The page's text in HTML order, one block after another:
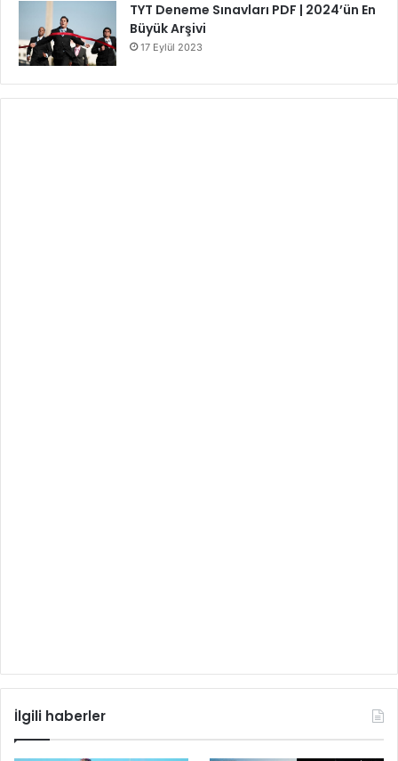
TYT Deneme Sınavları PDF | 2024’ün En
Büyük Arşivi
17 Eylül 2023
İlgili haberler